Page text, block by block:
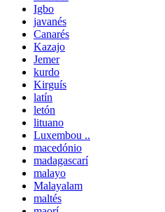
Igbo
javanés
Canarés
Kazajo
Jemer
kurdo
Kirguís
latín
letón
lituano
Luxembou ..
macedónio
madagascarí
malayo
Malayalam
maltés